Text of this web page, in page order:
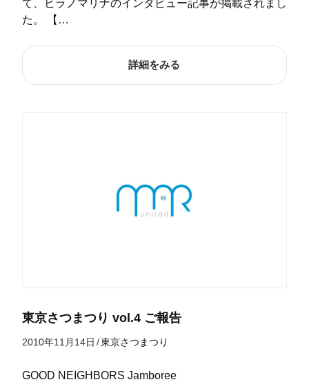
て、ヒラノマリナのインタビュー記事が掲載されまし
た。 【…
詳細をみる
東京さつまつり vol.4 ご報告
2010年11月14日 /東京さつまつり
GOOD NEIGHBORS Jamboree